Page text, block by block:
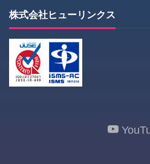
株式会社ヒューリンクス